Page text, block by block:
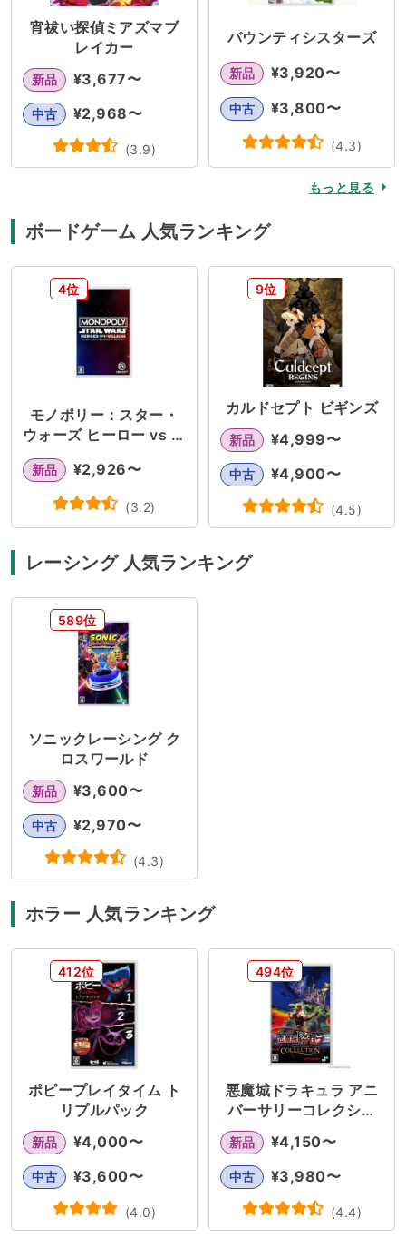
宵祓い探偵ミアズマブ
レイカー
新品 ¥3,677〜
中古 ¥2,968〜
(3.9)
バウンティシスターズ
新品 ¥3,920〜
中古 ¥3,800〜
(4.3)
もっと見る
ボードゲーム 人気ランキング
4位
モノポリー：スター・
ウォーズ ヒーロー vs ヴ
新品 ¥2,926〜
(3.2)
9位
カルドセプト ビギンズ
新品 ¥4,999〜
中古 ¥4,900〜
(4.5)
レーシング 人気ランキング
589位
ソニックレーシング ク
ロスワールド
新品 ¥3,600〜
中古 ¥2,970〜
(4.3)
ホラー 人気ランキング
412位
ポピープレイタイム ト
リプルパック
新品 ¥4,000〜
中古 ¥3,600〜
(4.0)
494位
悪魔城ドラキュラ アニ
バーサリーコレクショ
新品 ¥4,150〜
中古 ¥3,980〜
(4.4)